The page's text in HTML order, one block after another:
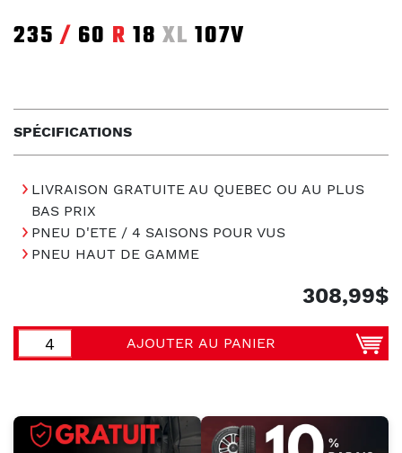
235 / 60 R 18 XL 107V
SPÉCIFICATIONS
LIVRAISON GRATUITE AU QUEBEC OU AU PLUS
BAS PRIX
PNEU D'ETE / 4 SAISONS POUR VUS
PNEU HAUT DE GAMME
308,99$
AJOUTER AU PANIER